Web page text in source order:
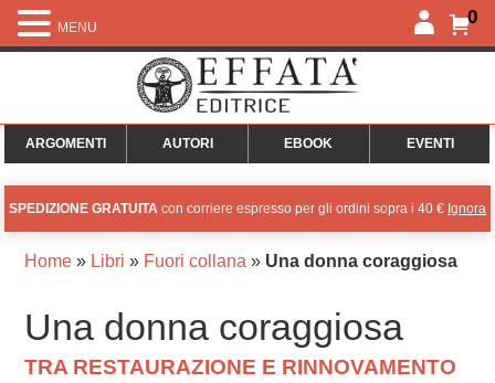
0
ARGOMENTI AUTORI EBOOK EVENTI
SPEDIZIONE GRATUITA con corriere espresso per gli ordini sopra i 40 € Ignora
Home» Libri » Fuori collana » Una donna coraggiosa
Una donna coraggiosa
TRA RESTAURAZIONE E RINNOVAMENTO
MENU